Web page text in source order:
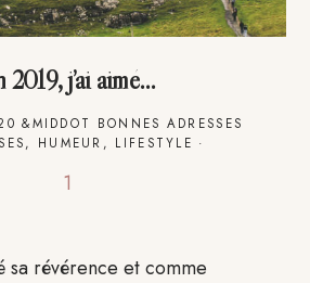
2019, j’ai aimé…
&MIDDOT BONNES ADRESSES
, HUMEUR , LIFESTYLE ·
1
sa révérence et comme